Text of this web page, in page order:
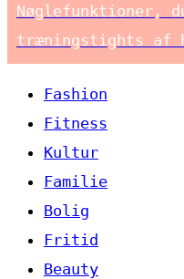
Nøglefunktioner,
træningstights af
Fashion
Fitness
Kultur
Familie
Bolig
Fritid
Beauty